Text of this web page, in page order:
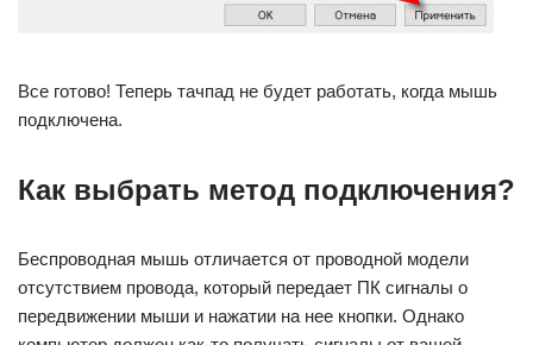
Все готово! Теперь тачпад не будет работать, когда мышь
подключена.
Как выбрать метод подключения?
Беспроводная мышь отличается от проводной модели
отсутствием провода, который передает ПК сигналы о
передвижении мыши и нажатии на нее кнопки. Однако